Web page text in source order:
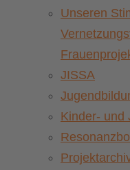
Unseren
JISSA
Kinder- und